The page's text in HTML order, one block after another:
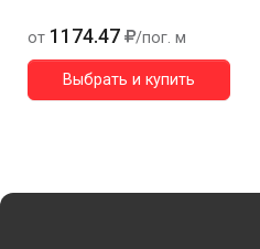
от 1174.47 /пог. м
Выбрать и купить